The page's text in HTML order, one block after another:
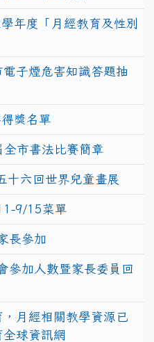
年度「月經教育及性別
子煙危害知識答題抽
獎名單
市書法比賽簡章
十六回世界兒童畫展
9/15菜單
長參加
參加人數暨家長委員回
月經相關教學資源已
球資訊網